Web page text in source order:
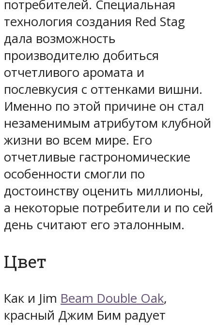
потребителей. Специальная
технология создания Red Stag
дала возможность
производителю добиться
отчетливого аромата и
послевкусия с оттенками вишни.
Именно по этой причине он стал
незаменимым атрибутом клубной
жизни во всем мире. Его
отчетливые гастрономические
особенности смогли по
достоинству оценить миллионы,
а некоторые потребители и по сей
день считают его эталонным.
Цвет
Как и Jim Beam Double Oak,
красный Джим Бим радует